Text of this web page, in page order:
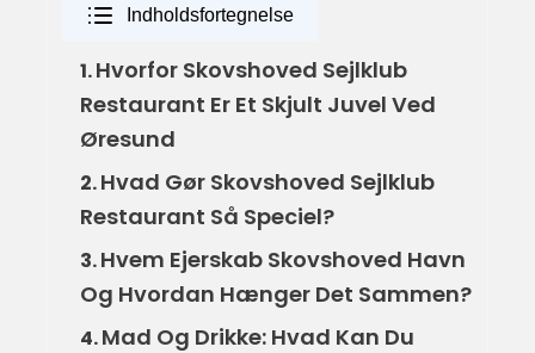
Indholdsfortegnelse
1.Hvorfor Skovshoved Sejlklub
Restaurant Er Et Skjult Juvel Ved
Øresund
2.Hvad Gør Skovshoved Sejlklub
Restaurant Så Speciel?
3.Hvem Ejerskab Skovshoved Havn
Og Hvordan Hænger Det Sammen?
4.Mad Og Drikke: Hvad Kan Du